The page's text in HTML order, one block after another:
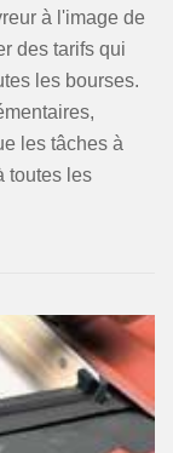
à l'image de
des tarifs qui
les bourses.
les tâches à
toutes les